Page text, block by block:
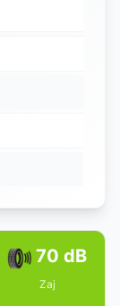
70 dB
Zaj